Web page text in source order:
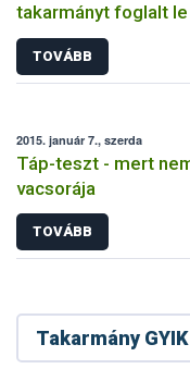
takarmányt foglalt le
TOVÁBB
2015. január 7., szerda
Táp-teszt - mert
vacsorája
TOVÁBB
Takarmány GYIK